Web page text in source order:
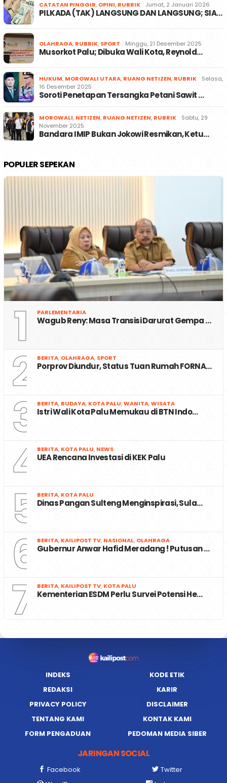
CATATAN PINGGIR, OPINI, RUBRIK Jumat, 2 Januari 2026
PILKADA (TAK) LANGSUNG DAN LANGSUNG; SIA…
OLAHRAGA, RUBRIK, SPORT Minggu, 21 Desember 2025
Musorkot Palu; Dibuka Wali Kota, Reynold…
HUKUM, MOROWALI UTARA, RUANG NETIZEN, RUBRIK
Selasa,
16 Desember 2025
Soroti Penetapan Tersangka Petani Sawit …
MOROWALI, NETIZEN, RUANG NETIZEN, RUBRIK
Sabtu, 29
November 2025
Bandara IMIP Bukan Jokowi Resmikan, Ketu…
POPULER SEPEKAN
1 PARLEMENTARIA
Wagub Reny: Masa Transisi Darurat Gempa …
2 BERITA, OLAHRAGA, SPORT
Porprov Diundur, Status Tuan Rumah FORNA…
3 BERITA, BUDAYA, KOTA PALU,WANITA,WISATA
Istri Wali Kota Palu Memukau di BTN Indo…
4 BERITA, KOTA PALU, NEWS
UEA Rencana Investasi di KEK Palu
5 BERITA, KOTA PALU
Dinas Pangan Sulteng Menginspirasi, Sula…
6 BERITA, KAILIPOST TV, NASIONAL, OLAHRAGA
Gubernur Anwar Hafid Meradang ! Putusan …
7 BERITA, KAILIPOST TV, KOTA PALU
Kementerian ESDM Perlu Survei Potensi He…
INDEKS
KODE ETIK
REDAKSI
KARIR
PRIVACY POLICY
DISCLAIMER
TENTANG KAMI
KONTAK KAMI
FORM PENGADUAN
PEDOMAN MEDIA SIBER
JARINGAN SOCIAL
Facebook
Twitter